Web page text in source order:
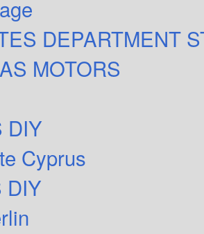
DEPARTMENT
MOTORS
DIY
Cyprus
DIY